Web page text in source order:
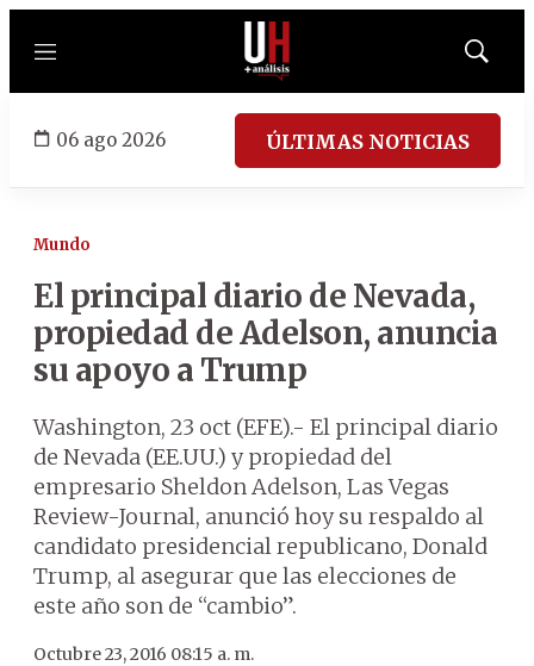
Menú
Mostrar
06 ago 2026 ÚLTIMAS NOTICIAS
Mundo
El principal diario de Nevada,
propiedad de Adelson, anuncia
su apoyo a Trump
Washington, 23 oct (EFE).- El principal diario
de Nevada (EE.UU.) y propiedad del
empresario Sheldon Adelson, Las Vegas
Review-Journal, anunció hoy su respaldo al
candidato presidencial republicano, Donald
Trump, al asegurar que las elecciones de
este año son de “cambio”.
Octubre 23, 2016 08:15 a. m.